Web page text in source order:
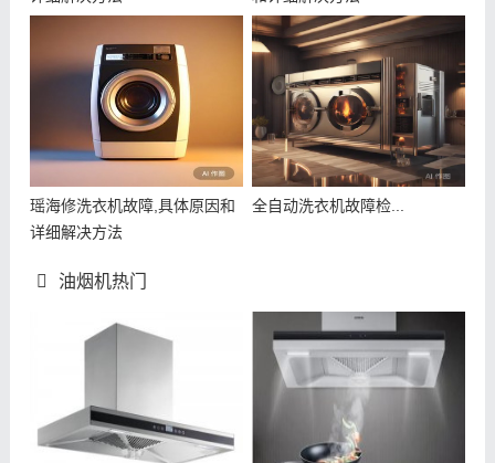
瑶海修洗衣机故障,具体原因和
详细解决方法
全自动洗衣机故障检...
油烟机热门